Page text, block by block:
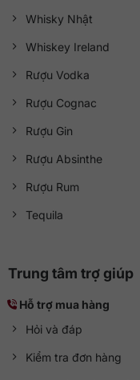
Whisky Nhật
Whiskey Ireland
Rượu Vodka
Rượu Cognac
Rượu Gin
Rượu Absinthe
Rượu Rum
Tequila
Trung tâm trợ giúp
Hỗ trợ mua hàng
Hỏi và đáp
Kiểm tra đơn hàng